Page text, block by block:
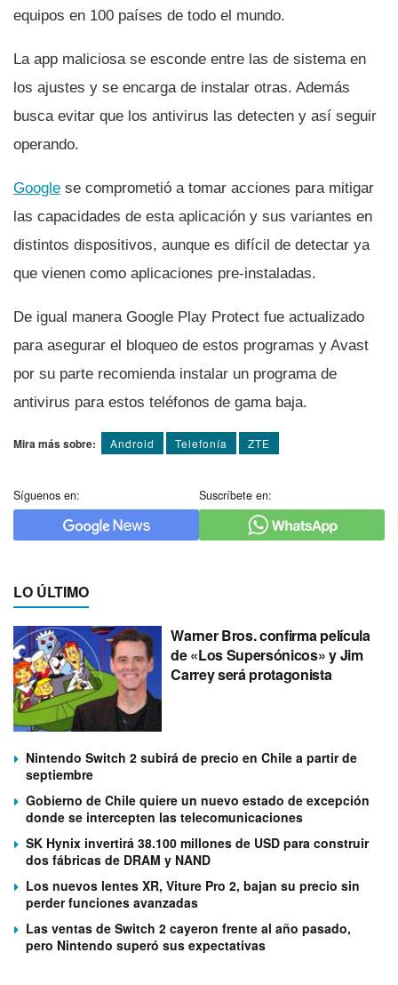
equipos en 100 paí­ses de todo el mundo.
La app maliciosa se esconde entre las de sistema en
los ajustes y se encarga de instalar otras. Además
busca evitar que los antivirus las detecten y así­ seguir
operando.
Google se comprometió a tomar acciones para mitigar
las capacidades de esta aplicación y sus variantes en
distintos dispositivos, aunque es difí­cil de detectar ya
que vienen como aplicaciones pre-instaladas.
De igual manera Google Play Protect fue actualizado
para asegurar el bloqueo de estos programas y Avast
por su parte recomienda instalar un programa de
antivirus para estos teléfonos de gama baja.
Mira más sobre: Android Telefoní­a ZTE
Síguenos en: Suscríbete en:
LO ÚLTIMO
Warner Bros. confirma película
de «Los Supersónicos» y Jim
Carrey será protagonista
Nintendo Switch 2 subirá de precio en Chile a partir de
septiembre
Gobierno de Chile quiere un nuevo estado de excepción
donde se intercepten las telecomunicaciones
SK Hynix invertirá 38.100 millones de USD para construir
dos fábricas de DRAM y NAND
Los nuevos lentes XR, Viture Pro 2, bajan su precio sin
perder funciones avanzadas
Las ventas de Switch 2 cayeron frente al año pasado,
pero Nintendo superó sus expectativas